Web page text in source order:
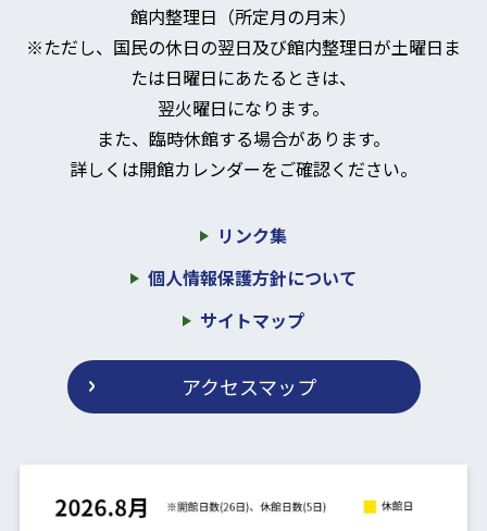
館内整理日（所定月の月末）
※ただし、国民の休日の翌日及び館内整理日が土曜日ま
たは日曜日にあたるときは、
翌火曜日になります。
また、臨時休館する場合があります。
詳しくは開館カレンダーをご確認ください。
リンク集
個人情報保護方針について
サイトマップ
アクセスマップ